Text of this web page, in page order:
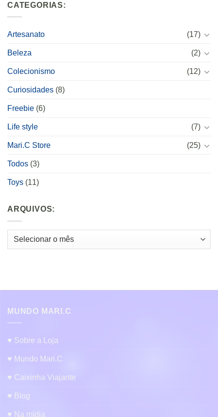
CATEGORIAS:
Artesanato (17)
Beleza (2)
Colecionismo (12)
Curiosidades (8)
Freebie (6)
Life style (7)
Mari.C Store (25)
Todos (3)
Toys (11)
ARQUIVOS:
Arquivos:
MUNDO MARI.C
♥ Sobre a Loja
♥ Mundo Mari.C
♥ Caixinha Viajante
♥ Blog
♥ Na mídia